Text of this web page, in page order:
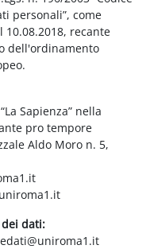
personali”, come
10.08.2018, recante
dell'ordinamento
Sapienza” nella
pro tempore
Aldo Moro n. 5,
dati: